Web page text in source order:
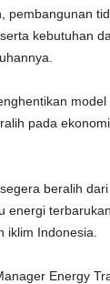
pembangunan
kebutuhan
pada
beralih
iklim Indonesia.
Energy